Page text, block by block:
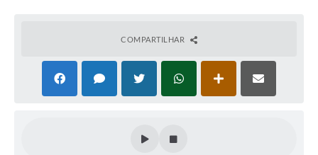
COMPARTILHAR